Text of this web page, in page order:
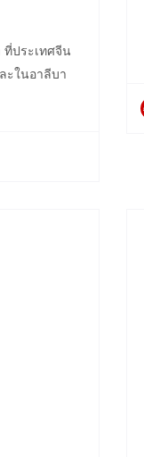
ที่ประเทศจีน
ะในอาลีบา